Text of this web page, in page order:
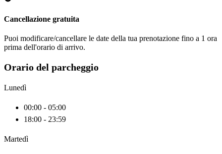
Cancellazione gratuita
Puoi modificare/cancellare le date della tua prenotazione fino a 1 ora
prima dell'orario di arrivo.
Orario del parcheggio
Lunedì
00:00 - 05:00
18:00 - 23:59
Martedì